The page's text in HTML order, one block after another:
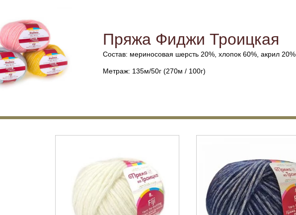
Пряжа Фиджи Троицкая
Состав: мериносовая шерсть 20%, хлопок 60%, акрил 20%
Метраж: 135м/50г (270м / 100г)